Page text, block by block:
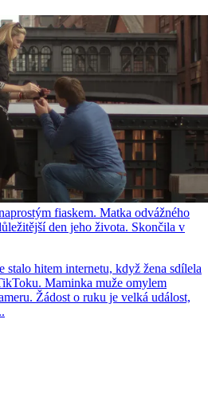
fiaskem. Matka odvážného
den jeho života. Skončila v
stalo hitem internetu, když žena sdílela
Maminka muže omylem
Žádost o ruku je velká událost,